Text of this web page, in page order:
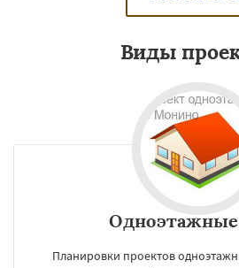
Виды
Планировки проектов